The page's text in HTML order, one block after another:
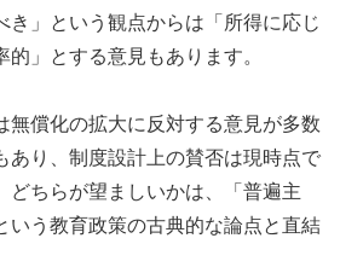
き」という観点からは「所得に応じ
」とする意見もあります。
無償化の拡大に反対する意見が多数
あり、制度設計上の賛否は現時点で
どちらが望ましいかは、「普遍主
いう教育政策の古典的な論点と直結